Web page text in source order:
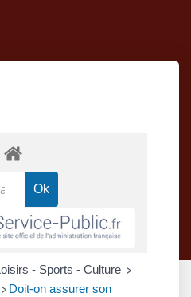
- Sports - Culture >
> Doit-on assurer son